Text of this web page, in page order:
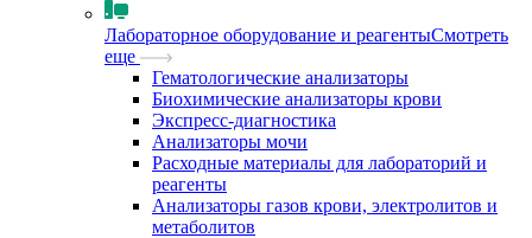
Лабораторное оборудование и реагентыСмотреть
еще
Гематологические анализаторы
Биохимические анализаторы крови
Экспресс-диагностика
Анализаторы мочи
Расходные материалы для лабораторий и
реагенты
Анализаторы газов крови, электролитов и
метаболитов